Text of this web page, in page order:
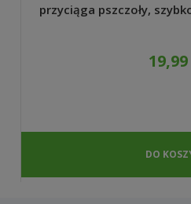
przyciąga pszczoły,
19,99
DO